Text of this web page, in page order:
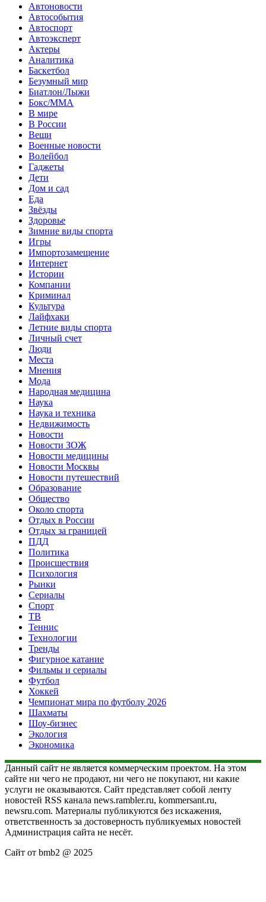
Автоновости
Автособытия
Автоспорт
Автоэксперт
Актеры
Аналитика
Баскетбол
Безумный мир
Биатлон/Лыжи
Бокс/MMA
В мире
В России
Вещи
Военные новости
Волейбол
Гаджеты
Дети
Дом и сад
Еда
Звёзды
Здоровье
Зимние виды спорта
Игры
Импортозамещение
Интернет
Истории
Компании
Криминал
Культура
Лайфхаки
Летние виды спорта
Личный счет
Люди
Места
Мнения
Мода
Народная медицина
Наука
Наука и техника
Недвижимость
Новости
Новости ЗОЖ
Новости медицины
Новости Москвы
Новости путешествий
Образование
Общество
Около спорта
Отдых в России
Отдых за границей
ПДД
Политика
Происшествия
Психология
Рынки
Сериалы
Спорт
ТВ
Теннис
Технологии
Тренды
Фигурное катание
Фильмы и сериалы
Футбол
Хоккей
Чемпионат мира по футболу 2026
Шахматы
Шоу-бизнес
Экология
Экономика
Данный сайт не является коммерческим проектом. На этом
сайте ни чего не продают, ни чего не покупают, ни какие
услуги не оказываются. Сайт представляет собой ленту
новостей RSS канала news.rambler.ru, kommersant.ru,
newsru.com. Материалы публикуются без искажения,
ответственность за достоверность публикуемых новостей
Администрация сайта не несёт.
Сайт от bmb2 @ 2025